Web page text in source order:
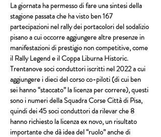
La giornata ha permesso di fare una sintesi della
stagione passata che ha visto ben 167
partecipazioni nel rally dei portacolori del sodalizio
pisano a cui occorre aggiungere altre presenze in
manifestazioni di prestigio non competitive, come
il Rally Legend e il Coppa Liburna Historic.
Trentanove soci conduttori iscritti nel 2022 a cui
aggiungere i dieci del corso co-piloti (di cui ben
sei hanno “staccato” la licenza per correre), questi
sono i numeri della Squadra Corse Città di Pisa,
quindi dei 45 soci conduttori da rilevar che 8
hanno richiesto la licenza ex novo, un risultato
importante che dà idea del “ruolo” anche di